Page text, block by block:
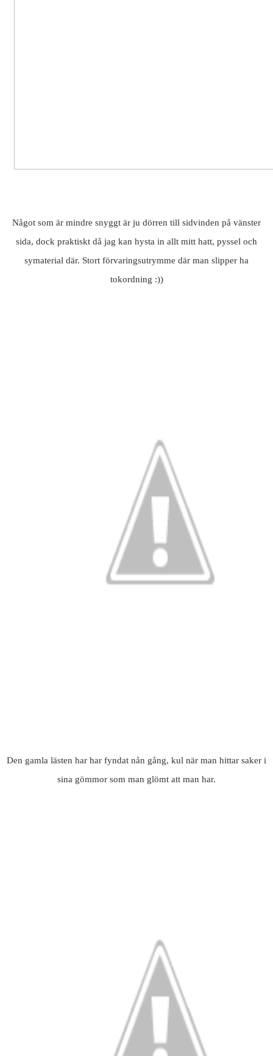
Något som är mindre snyggt är ju dörren till sidvinden på vänster
sida, dock praktiskt då jag kan hysta in allt mitt hatt, pyssel och
symaterial där. Stort förvaringsutrymme där man slipper ha
tokordning :))
Den gamla lästen har har fyndat nån gång, kul när man hittar saker i
sina gömmor som man glömt att man har.